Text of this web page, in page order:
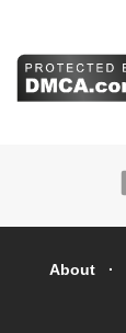
About